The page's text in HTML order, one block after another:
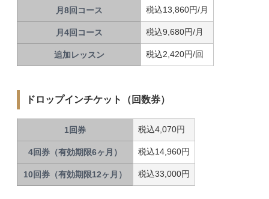
月8回コース 税込13,860円/月
月4回コース 税込9,680円/月
追加レッスン 税込2,420円/回
ドロップインチケット（回数券）
1回券 税込4,070円
4回券（有効期限6ヶ月） 税込14,960円
10回券（有効期限12ヶ月） 税込33,000円